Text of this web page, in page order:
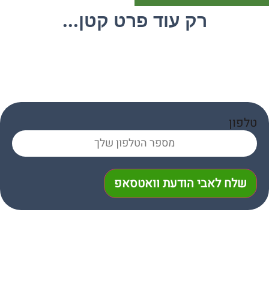
רק עוד פרט קטן...
לאבי הודעת וואטסאפ